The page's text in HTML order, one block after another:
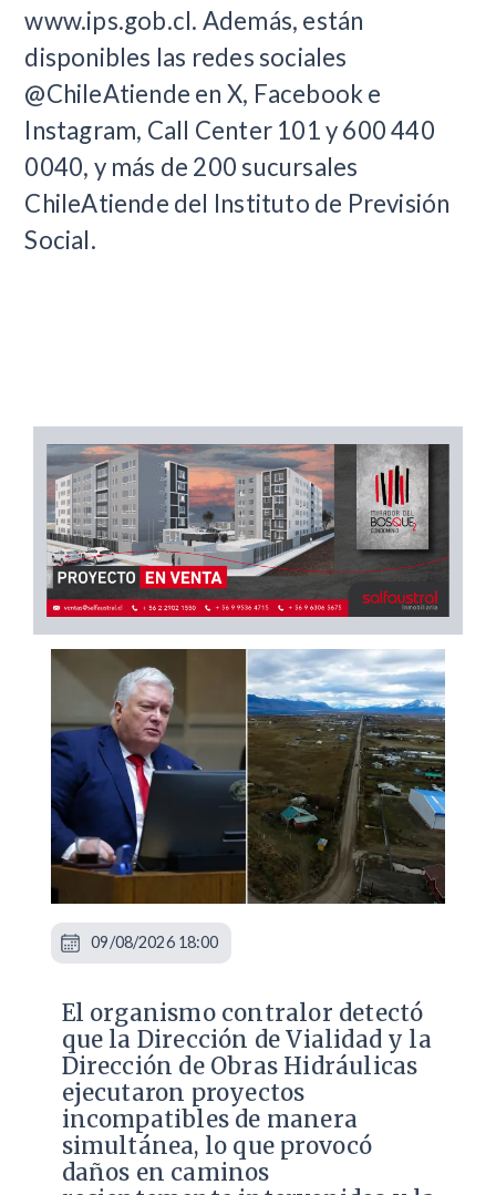
www.ips.gob.cl. Además, están
disponibles las redes sociales
@ChileAtiende en X, Facebook e
Instagram, Call Center 101 y 600 440
0040, y más de 200 sucursales
ChileAtiende del Instituto de Previsión
Social.
El organismo contralor detectó
que la Dirección de Vialidad y la
Dirección de Obras Hidráulicas
ejecutaron proyectos
incompatibles de manera
simultánea, lo que provocó
daños en caminos
09/08/2026 18:00